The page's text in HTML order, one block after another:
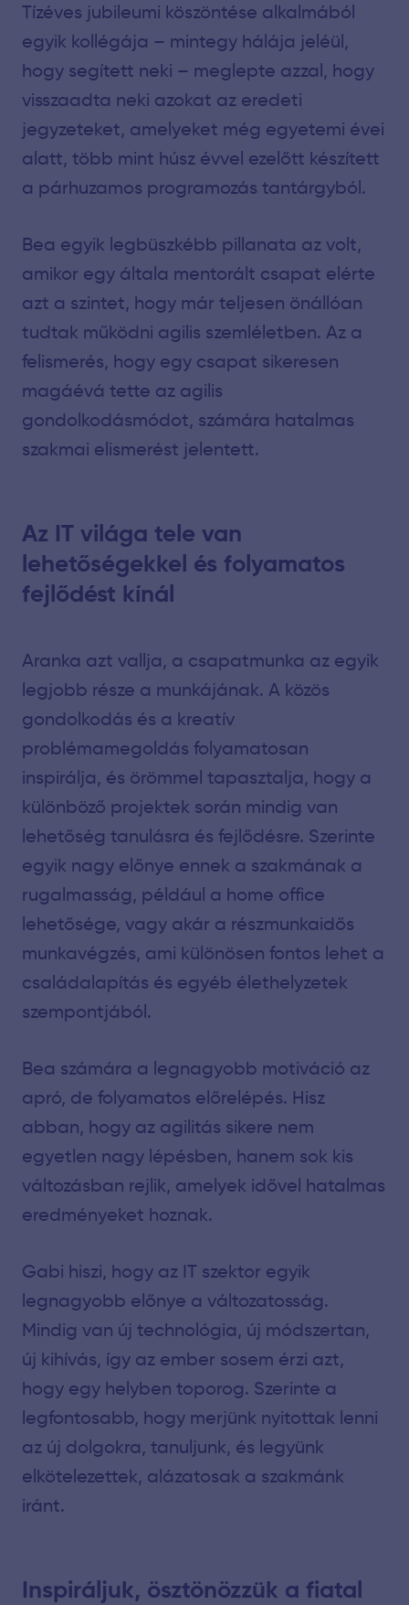
Tízéves jubileumi köszöntése alkalmából
egyik kollégája – mintegy hálája jeléül,
hogy segített neki – meglepte azzal, hogy
visszaadta neki azokat az eredeti
jegyzeteket, amelyeket még egyetemi évei
alatt, több mint húsz évvel ezelőtt készített
a párhuzamos programozás tantárgyból.
Bea egyik legbüszkébb pillanata az volt,
amikor egy általa mentorált csapat elérte
azt a szintet, hogy már teljesen önállóan
tudtak működni agilis szemléletben. Az a
felismerés, hogy egy csapat sikeresen
magáévá tette az agilis
gondolkodásmódot, számára hatalmas
szakmai elismerést jelentett.
Az IT világa tele van
lehetőségekkel és folyamatos
fejlődést kínál
Aranka azt vallja, a csapatmunka az egyik
legjobb része a munkájának. A közös
gondolkodás és a kreatív
problémamegoldás folyamatosan
inspirálja, és örömmel tapasztalja, hogy a
különböző projektek során mindig van
lehetőség tanulásra és fejlődésre. Szerinte
egyik nagy előnye ennek a szakmának a
rugalmasság, például a home office
lehetősége, vagy akár a részmunkaidős
munkavégzés, ami különösen fontos lehet a
családalapítás és egyéb élethelyzetek
szempontjából.
Bea számára a legnagyobb motiváció az
apró, de folyamatos előrelépés. Hisz
abban, hogy az agilitás sikere nem
egyetlen nagy lépésben, hanem sok kis
változásban rejlik, amelyek idővel hatalmas
eredményeket hoznak.
Gabi hiszi, hogy az IT szektor egyik
legnagyobb előnye a változatosság.
Mindig van új technológia, új módszertan,
új kihívás, így az ember sosem érzi azt,
hogy egy helyben toporog. Szerinte a
legfontosabb, hogy merjünk nyitottak lenni
az új dolgokra, tanuljunk, és legyünk
elkötelezettek, alázatosak a szakmánk
iránt.
Inspiráljuk, ösztönözzük a fiatal